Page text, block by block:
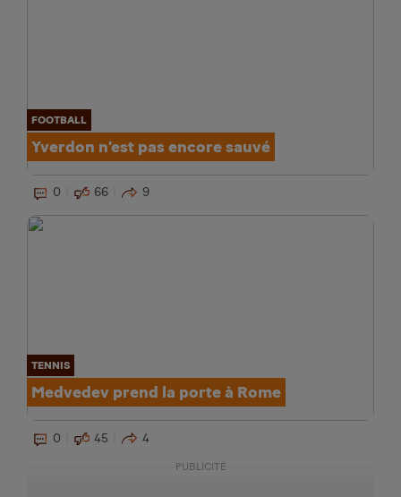
FOOTBALL
Yverdon n’est pas encore sauvé
0 66 9
TENNIS
Medvedev prend la porte à Rome
0 45 4
PUBLICITÉ